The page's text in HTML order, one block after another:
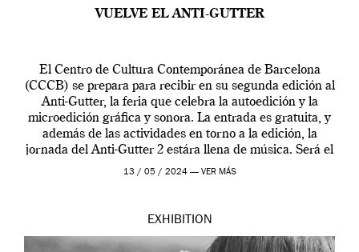
VUELVE EL ANTI-GUTTER
El Centro de Cultura Contemporánea de Barcelona
(CCCB) se prepara para recibir en su segunda edición al
Anti-Gutter, la feria que celebra la autoedición y la
microedición gráfica y sonora. La entrada es gratuita, y
además de las actividades en torno a la edición, la
jornada del Anti-Gutter 2 estára llena de música. Será el
[…]
13 / 05 / 2024 — VER MÁS
EXHIBITION